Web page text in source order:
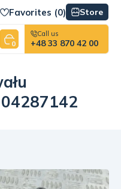
Favorites (0) Store
0
Call us
+48 33 870 42 00